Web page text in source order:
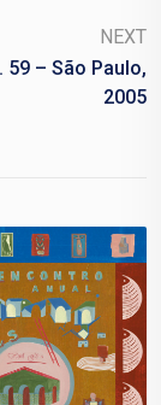
NEXT
59 – São Paulo,
2005